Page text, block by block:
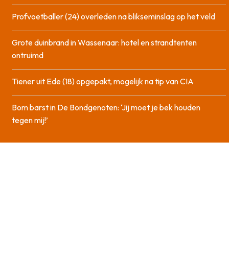
Profvoetballer (24) overleden na blikseminslag op het veld
Grote duinbrand in Wassenaar: hotel en strandtenten
ontruimd
Tiener uit Ede (18) opgepakt, mogelijk na tip van CIA
Bom barst in De Bondgenoten: ‘Jij moet je bek houden
tegen mij!’